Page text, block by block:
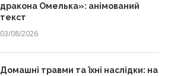
дракона Омелька»: анімований
текст
03/08/2026
Домашні травми та їхні наслідки: на